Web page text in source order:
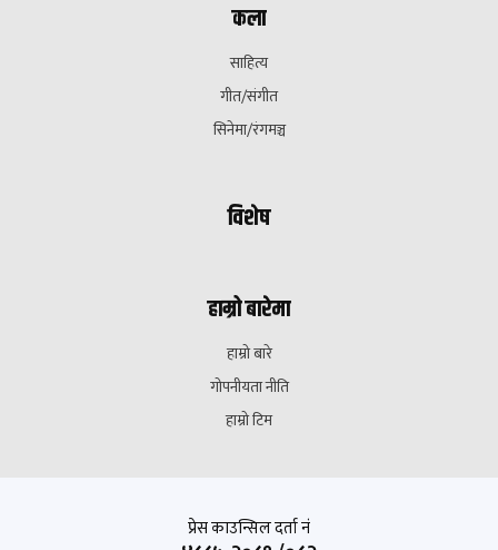
कला
साहित्य
गीत/संगीत
सिनेमा/रंगमञ्च
विशेष
हाम्रो बारेमा
हाम्रो बारे
गोपनीयता नीति
हाम्रो टिम
प्रेस काउन्सिल दर्ता नं